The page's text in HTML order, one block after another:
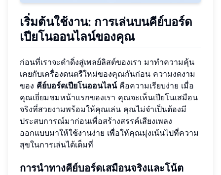
เริ่มต้นใช้งาน: การเล่นบนคีย์บอร์ด
เปียโนออนไลน์ของคุณ
ก่อนที่เราจะดำดิ่งสู่เพลย์ลิสต์ของเรา มาทำความคุ้น
เคยกับเครื่องดนตรีใหม่ของคุณกันก่อน ความงดงาม
ของ คีย์บอร์ดเปียโนออนไลน์คือความเรียบง่าย เมื่อ
คุณเยี่ยมชมหน้าแรกของเรา คุณจะเห็นเปียโนเสมือน
จริงที่สวยงามพร้อมให้คุณเล่น คุณไม่จำเป็นต้องมี
ประสบการณ์มาก่อนเพื่อสร้างสรรค์เสียงเพลง
ออกแบบมาให้ใช้งานง่าย เพื่อให้คุณมุ่งเน้นไปที่ความ
สุขในการเล่นได้เต็มที่
การนำทางคีย์บอร์ดเสมือนจริงและโน้ต